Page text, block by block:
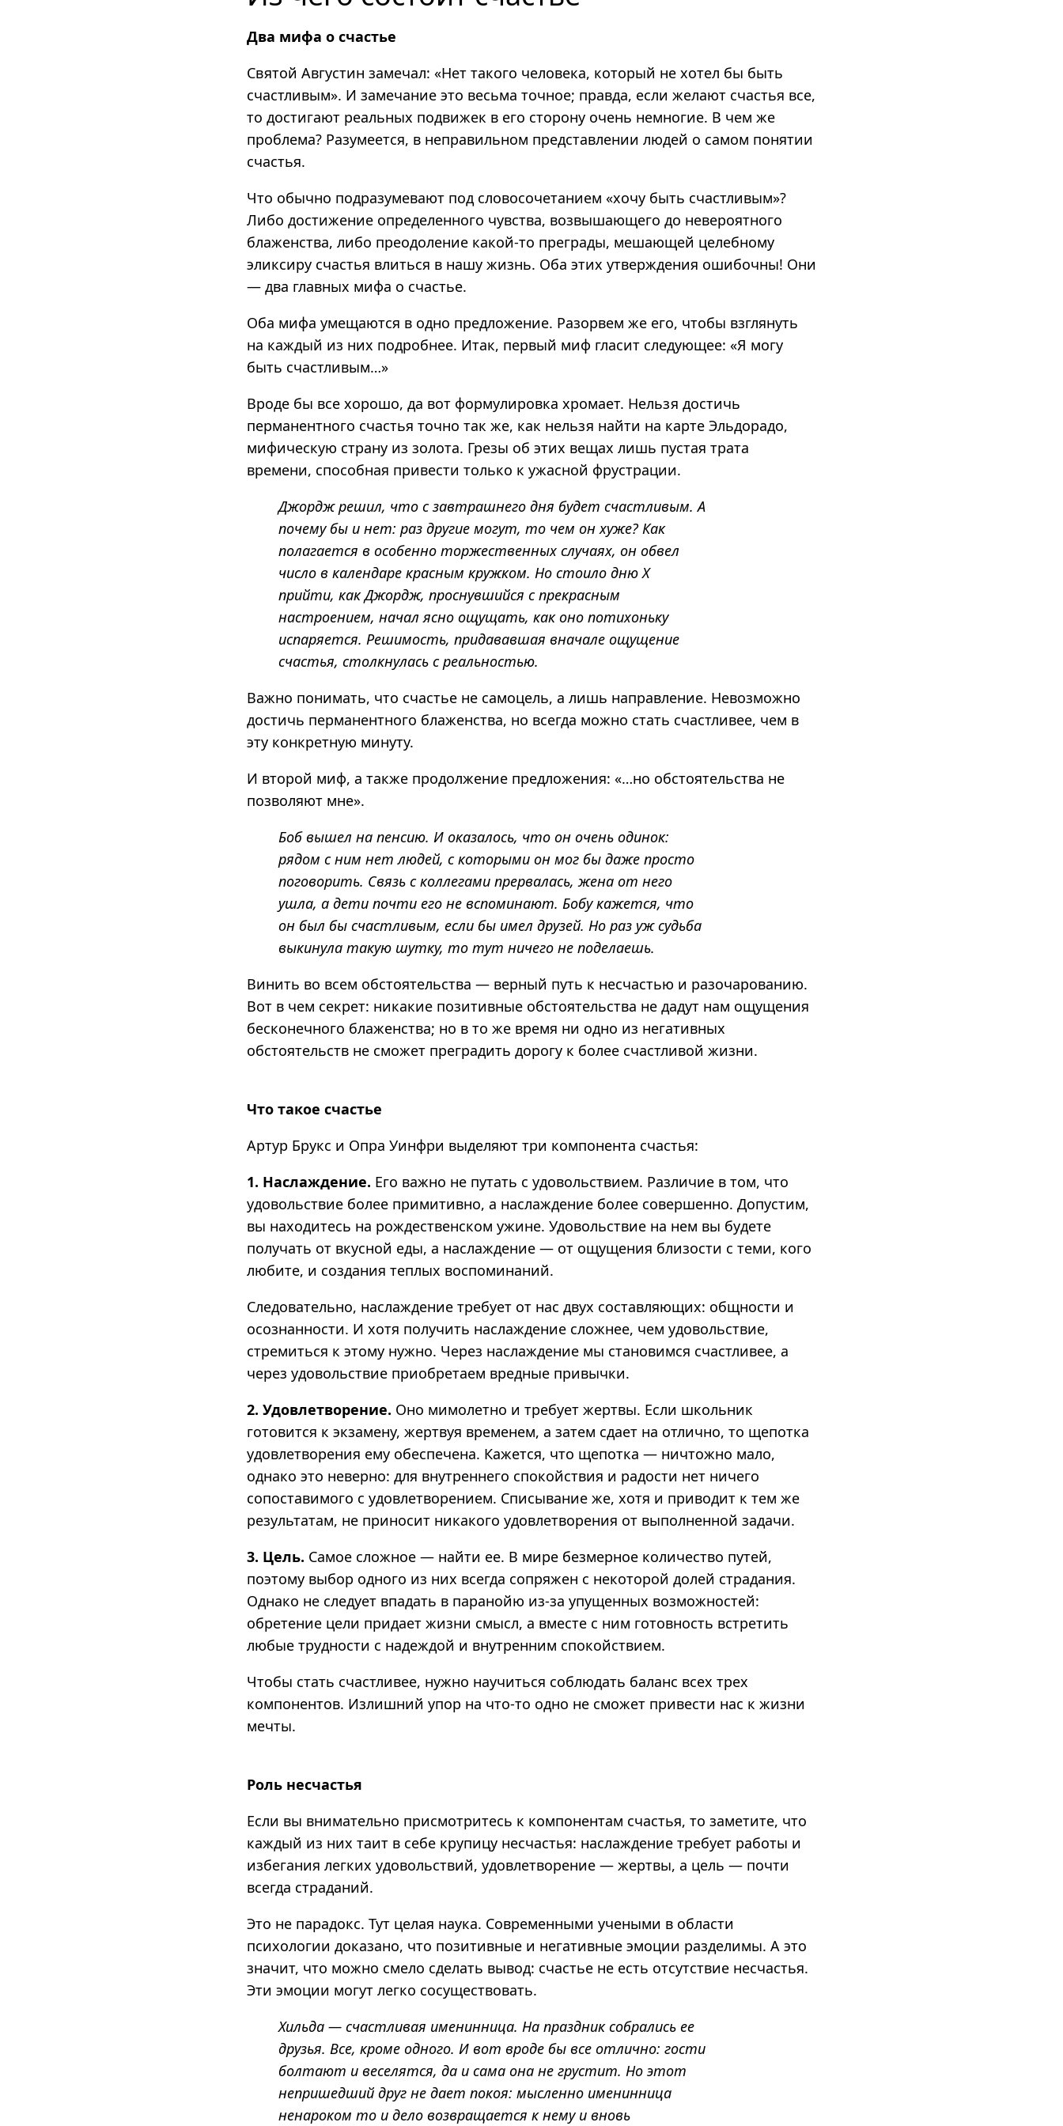
Два мифа о счастье
Святой Августин замечал: «Нет такого человека, который не хотел бы быть
счастливым». И замечание это весьма точное; правда, если желают счастья все,
то достигают реальных подвижек в его сторону очень немногие. В чем же
проблема? Разумеется, в неправильном представлении людей о самом понятии
счастья.
Что обычно подразумевают под словосочетанием «хочу быть счастливым»?
Либо достижение определенного чувства, возвышающего до невероятного
блаженства, либо преодоление какой‑то преграды, мешающей целебному
эликсиру счастья влиться в нашу жизнь. Оба этих утверждения ошибочны! Они
— два главных мифа о счастье.
Оба мифа умещаются в одно предложение. Разорвем же его, чтобы взглянуть
на каждый из них подробнее. Итак, первый миф гласит следующее: «Я могу
быть счастливым…»
Вроде бы все хорошо, да вот формулировка хромает. Нельзя достичь
перманентного счастья точно так же, как нельзя найти на карте Эльдорадо,
мифическую страну из золота. Грезы об этих вещах лишь пустая трата
времени, способная привести только к ужасной фрустрации.
Джордж решил, что с завтрашнего дня будет счастливым. А
почему бы и нет: раз другие могут, то чем он хуже? Как
полагается в особенно торжественных случаях, он обвел
число в календаре красным кружком. Но стоило дню Х
прийти, как Джордж, проснувшийся с прекрасным
настроением, начал ясно ощущать, как оно потихоньку
испаряется. Решимость, придававшая вначале ощущение
счастья, столкнулась с реальностью.
Важно понимать, что счастье не самоцель, а лишь направление. Невозможно
достичь перманентного блаженства, но всегда можно стать счастливее, чем в
эту конкретную минуту.
И второй миф, а также продолжение предложения: «…но обстоятельства не
позволяют мне».
Боб вышел на пенсию. И оказалось, что он очень одинок:
рядом с ним нет людей, с которыми он мог бы даже просто
поговорить. Связь с коллегами прервалась, жена от него
ушла, а дети почти его не вспоминают. Бобу кажется, что
он был бы счастливым, если бы имел друзей. Но раз уж судьба
выкинула такую шутку, то тут ничего не поделаешь.
Винить во всем обстоятельства — верный путь к несчастью и разочарованию.
Вот в чем секрет: никакие позитивные обстоятельства не дадут нам ощущения
бесконечного блаженства; но в то же время ни одно из негативных
обстоятельств не сможет преградить дорогу к более счастливой жизни.
Что такое счастье
Артур Брукс и Опра Уинфри выделяют три компонента счастья:
1. Наслаждение. Его важно не путать с удовольствием. Различие в том, что
удовольствие более примитивно, а наслаждение более совершенно. Допустим,
вы находитесь на рождественском ужине. Удовольствие на нем вы будете
получать от вкусной еды, а наслаждение — от ощущения близости с теми, кого
любите, и создания теплых воспоминаний.
Следовательно, наслаждение требует от нас двух составляющих: общности и
осознанности. И хотя получить наслаждение сложнее, чем удовольствие,
стремиться к этому нужно. Через наслаждение мы становимся счастливее, а
через удовольствие приобретаем вредные привычки.
2. Удовлетворение. Оно мимолетно и требует жертвы. Если школьник
готовится к экзамену, жертвуя временем, а затем сдает на отлично, то щепотка
удовлетворения ему обеспечена. Кажется, что щепотка — ничтожно мало,
однако это неверно: для внутреннего спокойствия и радости нет ничего
сопоставимого с удовлетворением. Списывание же, хотя и приводит к тем же
результатам, не приносит никакого удовлетворения от выполненной задачи.
3. Цель. Самое сложное — найти ее. В мире безмерное количество путей,
поэтому выбор одного из них всегда сопряжен с некоторой долей страдания.
Однако не следует впадать в паранойю из-за упущенных возможностей:
обретение цели придает жизни смысл, а вместе с ним готовность встретить
любые трудности с надеждой и внутренним спокойствием.
Чтобы стать счастливее, нужно научиться соблюдать баланс всех трех
компонентов. Излишний упор на что‑то одно не сможет привести нас к жизни
мечты.
Роль несчастья
Если вы внимательно присмотритесь к компонентам счастья, то заметите, что
каждый из них таит в себе крупицу несчастья: наслаждение требует работы и
избегания легких удовольствий, удовлетворение — жертвы, а цель — почти
всегда страданий.
Это не парадокс. Тут целая наука. Современными учеными в области
психологии доказано, что позитивные и негативные эмоции разделимы. А это
значит, что можно смело сделать вывод: счастье не есть отсутствие несчастья.
Эти эмоции могут легко сосуществовать.
Хильда — счастливая именинница. На праздник собрались ее
друзья. Все, кроме одного. И вот вроде бы все отлично: гости
болтают и веселятся, да и сама она не грустит. Но этот
непришедший друг не дает покоя: мысленно именинница
ненароком то и дело возвращается к нему и вновь